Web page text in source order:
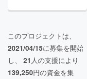
このプロジェクトは、
2021/04/15に募集を開始
し、 21 人の支援により
139,250円の資金を集